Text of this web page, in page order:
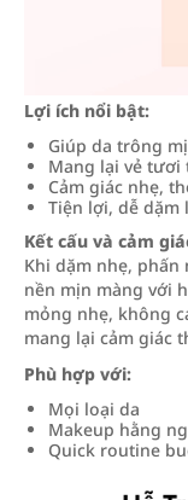
Lợi ích nổi bật:
Giúp da trông
Mang lại vẻ tươi
Cảm giác nhẹ,
Tiện lợi, dễ dặm
Kết cấu và cảm
Khi dặm nhẹ,
nền mịn màng với
mỏng nhẹ, không
mang lại cảm giác
Phù hợp với:
Mọi loại da
Makeup hằng
Quick routine